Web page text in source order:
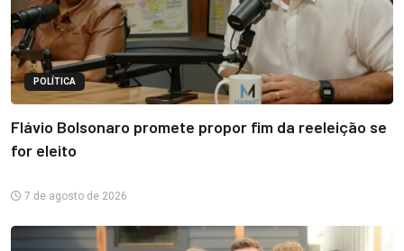
POLÍTICA
Flávio Bolsonaro promete propor fim da reeleição se
for eleito
7 de agosto de 2026